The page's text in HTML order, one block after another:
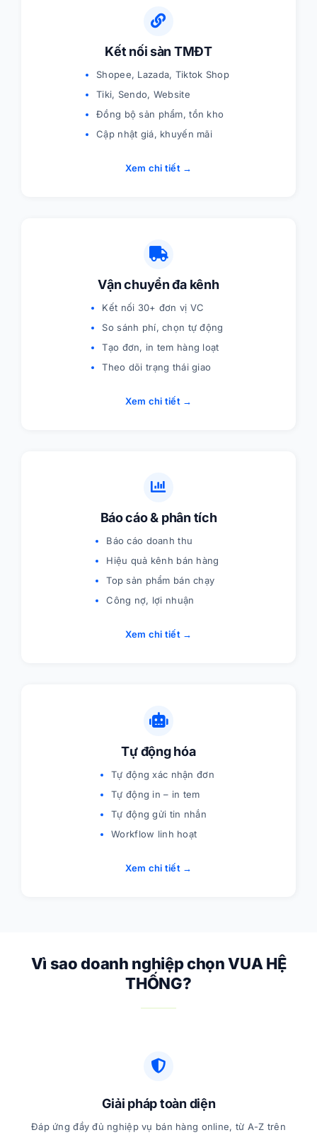
Kết nối sàn TMĐT
Shopee, Lazada, Tiktok Shop
Tiki, Sendo, Website
Đồng bộ sản phẩm, tồn kho
Cập nhật giá, khuyến mãi
Xem chi tiết →
Vận chuyển đa kênh
Kết nối 30+ đơn vị VC
So sánh phí, chọn tự động
Tạo đơn, in tem hàng loạt
Theo dõi trạng thái giao
Xem chi tiết →
Báo cáo & phân tích
Báo cáo doanh thu
Hiệu quả kênh bán hàng
Top sản phẩm bán chạy
Công nợ, lợi nhuận
Xem chi tiết →
Tự động hóa
Tự động xác nhận đơn
Tự động in – in tem
Tự động gửi tin nhắn
Workflow linh hoạt
Xem chi tiết →
Vì sao doanh nghiệp chọn VUA HỆ
THỐNG?
Giải pháp toàn diện
Đáp ứng đầy đủ nghiệp vụ bán hàng online, từ A-Z trên